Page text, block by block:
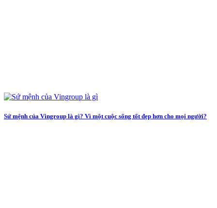
Sứ mệnh của Vingroup là gì? Vì một cuộc sống tốt đẹp hơn cho mọi người?